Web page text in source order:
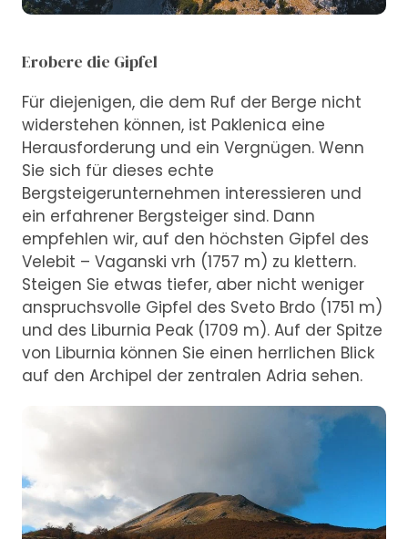
Erobere die Gipfel
Für diejenigen, die dem Ruf der Berge nicht
widerstehen können, ist Paklenica eine
Herausforderung und ein Vergnügen. Wenn
Sie sich für dieses echte
Bergsteigerunternehmen interessieren und
ein erfahrener Bergsteiger sind. Dann
empfehlen wir, auf den höchsten Gipfel des
Velebit – Vaganski vrh (1757 m) zu klettern.
Steigen Sie etwas tiefer, aber nicht weniger
anspruchsvolle Gipfel des Sveto Brdo (1751 m)
und des Liburnia Peak (1709 m). Auf der Spitze
von Liburnia können Sie einen herrlichen Blick
auf den Archipel der zentralen Adria sehen.